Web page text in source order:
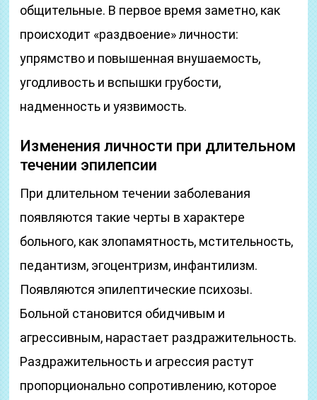
общительные. В первое время заметно, как
происходит «раздвоение» личности:
упрямство и повышенная внушаемость,
угодливость и вспышки грубости,
надменность и уязвимость.
Изменения личности при длительном
течении эпилепсии
При длительном течении заболевания
появляются такие черты в характере
больного, как злопамятность, мстительность,
педантизм, эгоцентризм, инфантилизм.
Появляются эпилептические психозы.
Больной становится обидчивым и
агрессивным, нарастает раздражительность.
Раздражительность и агрессия растут
пропорционально сопротивлению, которое